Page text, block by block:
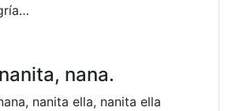
nana.
nanita ella, nanita ella